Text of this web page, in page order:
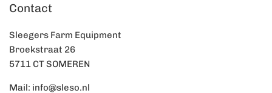
Contact
Sleegers Farm Equipment
Broekstraat 26
5711 CT SOMEREN
Mail: info@sleso.nl